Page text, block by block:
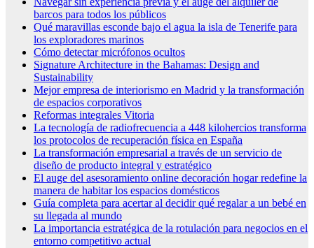
barcos para todos los públicos
Qué maravillas esconde bajo el agua la isla de Tenerife para
los exploradores marinos
Cómo detectar micrófonos ocultos
Signature Architecture in the Bahamas: Design and
Sustainability
Mejor empresa de interiorismo en Madrid y la transformación
de espacios corporativos
Reformas integrales Vitoria
La tecnología de radiofrecuencia a 448 kilohercios transforma
los protocolos de recuperación física en España
La transformación empresarial a través de un servicio de
diseño de producto integral y estratégico
El auge del asesoramiento online decoración hogar redefine la
manera de habitar los espacios domésticos
Guía completa para acertar al decidir qué regalar a un bebé en
su llegada al mundo
La importancia estratégica de la rotulación para negocios en el
entorno competitivo actual